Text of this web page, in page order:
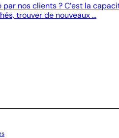
nos clients ? C’est la
trouver de nouveaux …